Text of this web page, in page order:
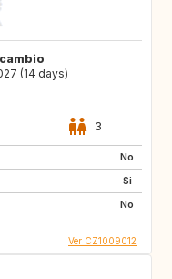
(14 days)
3
No
Si
No
Ver CZ1009012